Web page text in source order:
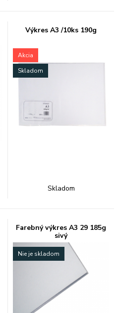
Výkres A3 /10ks 190g
Akcia
Skladom
Skladom
Farebný výkres A3 29 185g
sivý
Nie je skladom